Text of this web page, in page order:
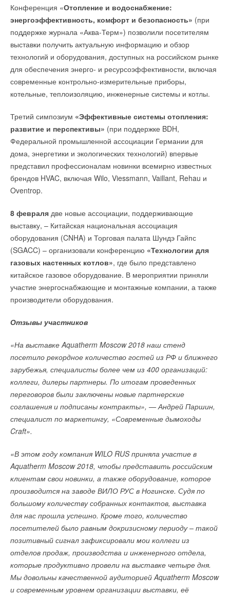
Конференция «Отопление и водоснабжение:
энергоэффективность, комфорт и безопасность» (при
поддержке журнала «Аква-Терм») позволили посетителям
выставки получить актуальную информацию и обзор
технологий и оборудования, доступных на российском рынке
для обеспечения энерго- и ресурсоэффективности, включая
современные контрольно-измерительные приборы,
котельные, теплоизоляцию, инженерные системы и котлы.
Третий симпозиум «Эффективные системы отопления:
развитие и перспективы» (при поддержке BDH,
Федеральной промышленной ассоциации Германии для
дома, энергетики и экологических технологий) впервые
представил профессионалам новинки всемирно известных
брендов HVAC, включая Wilo, Viessmann, Vaillant, Rehau и
Oventrop.
8 февраля две новые ассоциации, поддерживающие
выставку, – Китайская национальная ассоциация
оборудования (CNHA) и Торговая палата Шундэ Гайпс
(SGACC) – организовали конференцию «Технологии для
газовых настенных котлов», где было представлено
китайское газовое оборудование. В мероприятии приняли
участие энергоснабжающие и монтажные компании, а также
производители оборудования.
Отзывы участников
«На выставке Aquatherm Moscow 2018 наш стенд
посетило рекордное количество гостей из РФ и ближнего
зарубежья, специалисты более чем из 400 организаций:
коллеги, дилеры партнеры. По итогам проведенных
переговоров были заключены новые партнерские
соглашения и подписаны контракты», — Андрей Паршин,
специалист по маркетингу, «Современные дымоходы
Craft».
«В этом году компания WILO RUS приняла участие в
Aquatherm Moscow 2018, чтобы представить российским
клиентам свои новинки, а также оборудование, которое
производится на заводе ВИЛО РУС в Ногинске. Судя по
большому количеству собранных контактов, выставка
для нас прошла успешно. Кроме того, количество
посетителей было равным докризисному периоду – такой
позитивный сигнал зафиксировали мои коллеги из
отделов продаж, производства и инженерного отдела,
которые продуктивно провели на выставке четыре дня.
Мы довольны качественной аудиторией Aquatherm Moscow
и современным уровнем организации выставки, её